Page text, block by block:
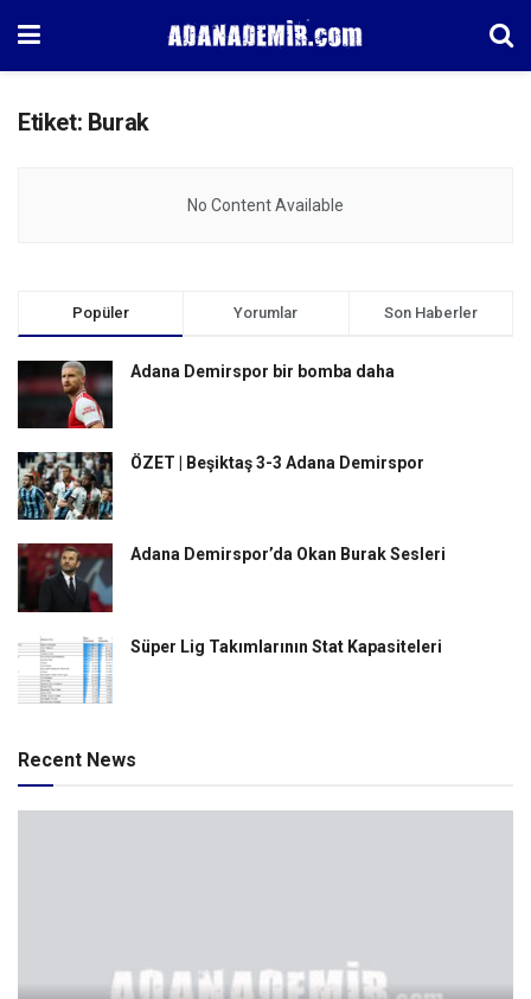
Etiket: Burak
No Content Available
Popüler Yorumlar Son Haberler
Adana Demirspor bir bomba daha
ÖZET | Beşiktaş 3-3 Adana Demirspor
Adana Demirspor’da Okan Burak Sesleri
Süper Lig Takımlarının Stat Kapasiteleri
Recent News